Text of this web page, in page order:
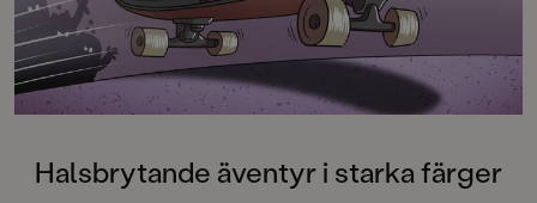
Halsbrytande äventyr i starka färger